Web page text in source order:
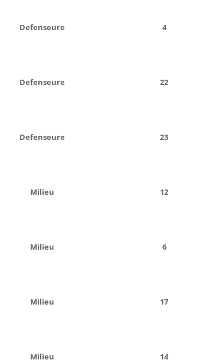
Defenseure 4
Defenseure 22
Defenseure 23
Milieu 12
Milieu 6
Milieu 17
Milieu 14